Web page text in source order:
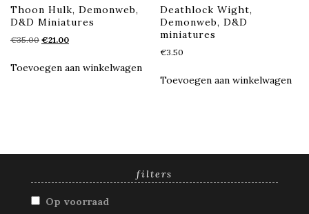
Thoon Hulk, Demonweb,
D&D Miniatures
€35.00 Oorspronkelijke
was:
€21.00Huidige
is:
Toevoegen aan winkelwagen
Deathlock Wight,
Demonweb, D&D
miniatures
€3.50
Toevoegen aan winkelwagen
filters
Op voorraad